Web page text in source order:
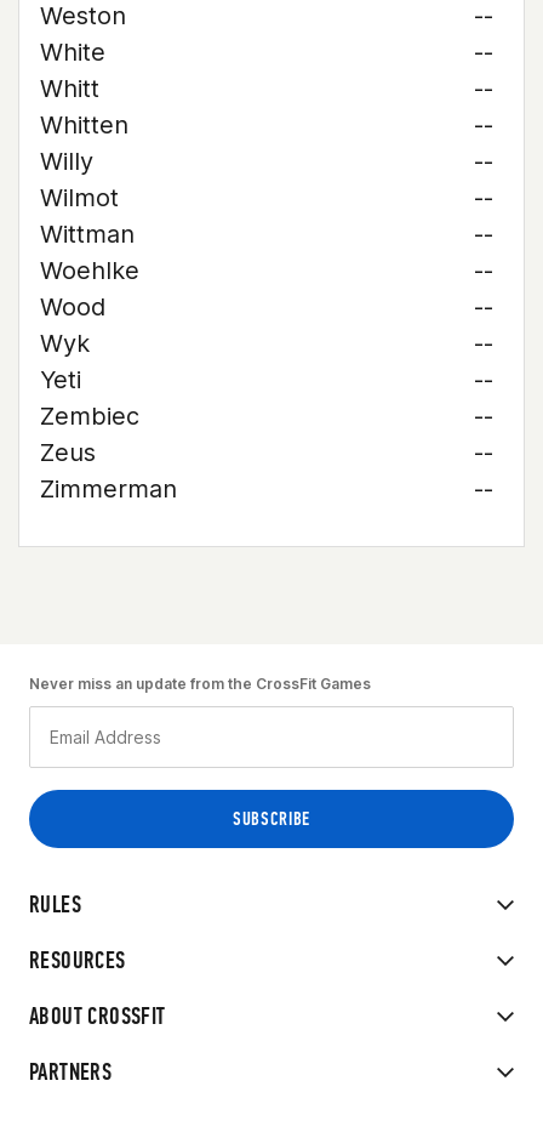
Weston
--
White
--
Whitt
--
Whitten
--
Willy
--
Wilmot
--
Wittman
--
Woehlke
--
Wood
--
Wyk
--
Yeti
--
Zembiec
--
Zeus
--
Zimmerman
--
RULES
RESOURCES
ABOUT CROSSFIT
PARTNERS
Never miss an update from the CrossFit Games